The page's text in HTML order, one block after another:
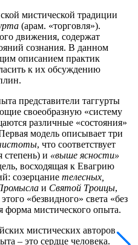
мистической традиции
(арам. «торговля»).
движения, содержат
сознания. В данном
описанием практик
к их обсуждению
представители таггурты
своеобразную «систему
различные «состояния»
модель описывает три
, что соответствует
степень) и «выше ясности»
восходящая к Евагрию
созерцание телесных,
и Святой Троицы,
«безвидного» света «без
мистического опыта.
мистических авторов
– это сердце человека.